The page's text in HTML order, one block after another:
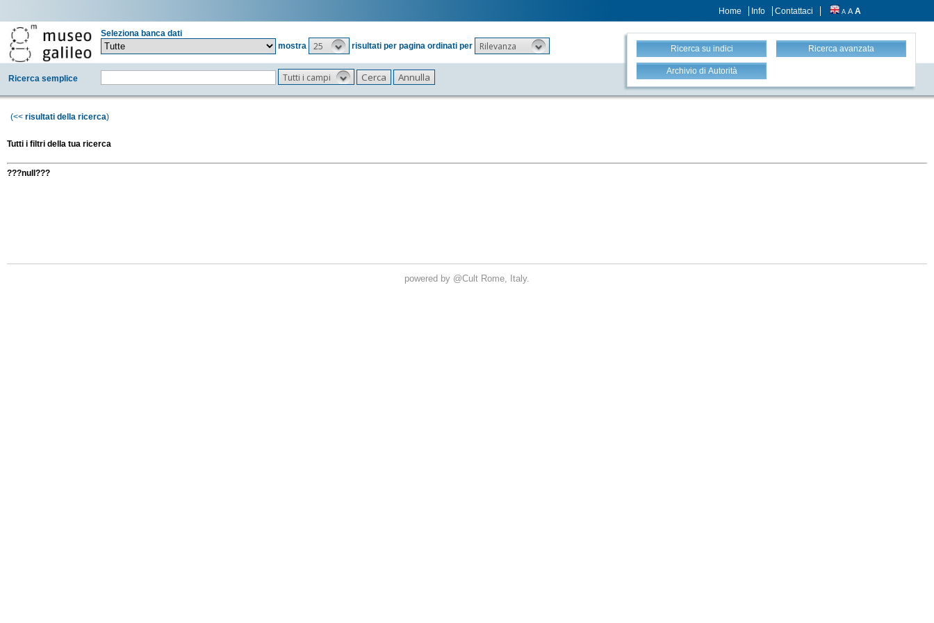
Home Info Contattaci A A A
Seleziona banca dati
mostra
25 risultati per pagina ordinati per Rilevanza
Ricerca semplice Tutti i campi
Ricerca su indici Ricerca avanzata
Archivio di Autorità
(<< risultati della ricerca)
Tutti i filtri della tua ricerca
???null???
powered by @Cult Rome, Italy.